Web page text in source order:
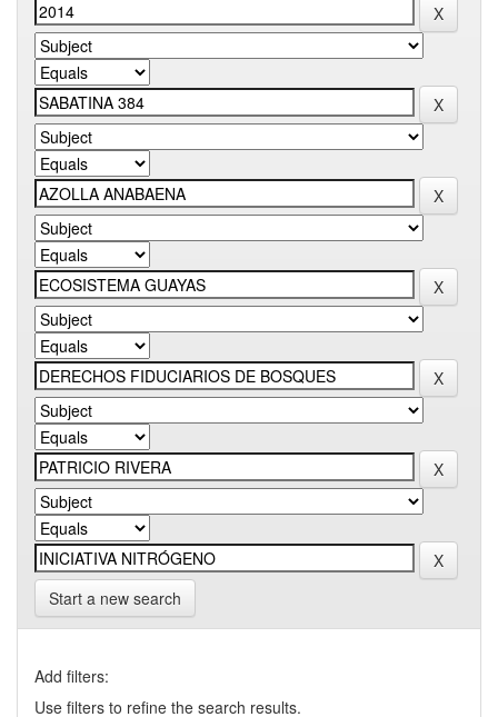
Start a new search
Add filters:
Use filters to refine the search results.